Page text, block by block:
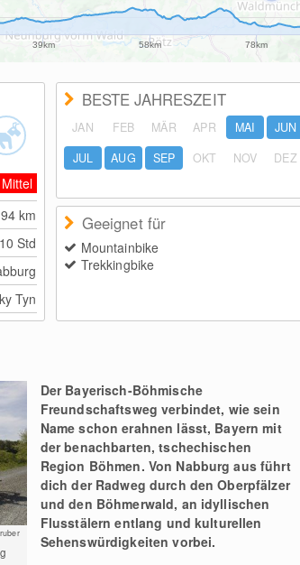
39km 58km 78km
Mittel
94km
10 Std
Tyn
BESTE JAHRESZEIT
JAN FEB MÄR APR MAI
JUN
JUL
AUG SEP OKT NOV DEZ
Geeignet für
Mountainbike
Trekkingbike
Der Bayerisch-Böhmische
Freundschaftsweg verbindet, wie sein
Name schon erahnen lässt, Bayern mit
der benachbarten, tschechischen
Region Böhmen. Von Nabburg aus führt
dich der Radweg durch den Oberpfälzer
und den Böhmerwald, an idyllischen
Flusstälern entlang und kulturellen
Sehenswürdigkeiten vorbei.